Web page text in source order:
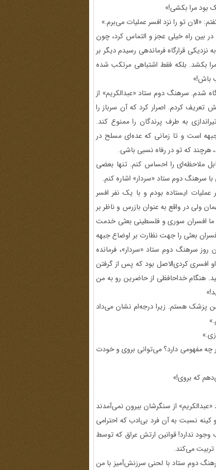
بود مرا بکشی!»
تو را نزد افسر عملیات می‌برم.»
بین راه خیلی عجز و التماس کرد، چون
قرارگاه فرماندهی رسیدم دیگر بر
بکشد. بلکه فقط اشتباهی مرتکب شده
باش!»
شدم. سرهنگ دوم ستاد «عبدالکریم» از
تعریف کردم. اصرار کرد که آن سرباز را
به طرف پرندگان را ممنوع کند.
است و تا زمانی که عده‌ای مسلح در
که تو در رفاه نسبی باشی.
ملاحظه‌ای را احساس کنم. تنها بعضی
سرهنگ دوم ستاد «سردار» اشاره کنم.
ایستاده بودم و با یک نفر افسر
ولی در واقع به عنوان بازرس و ناظر بر
ما افسران سوری و فلسطینی بعثی خدمت
بعثی را جهت نظارت بر اوضاع جبهه
روز سرهنگ دوم ستاد «سردار»، فرمانده
او افسری کردی‌الاصل بود که پس از گرفتن
هنگام خداحافظی از حاضرین رو به من
من پزشک هستم. زیرا درجه‌ام نشان می‌داد
مفهومی دارد؟ می‌توانی بروی و خودت
که بروی!»
از سنگرشان بیرون نمی‌آمدند
کینه نسبت به آن فرد بی‌ادب که احترامی
ندارد! قوانین ارتش عراق که توسط
تربیت می‌کند.
دوم ستاد با لحنی سرزنش‌آمیز با من